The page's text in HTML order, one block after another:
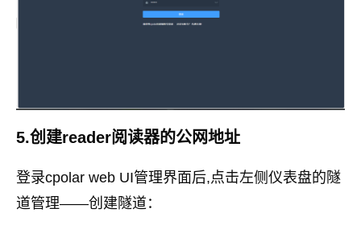
5.创建reader阅读器的公网地址
登录cpolar web UI管理界面后,点击左侧仪表盘的隧
道管理——创建隧道：